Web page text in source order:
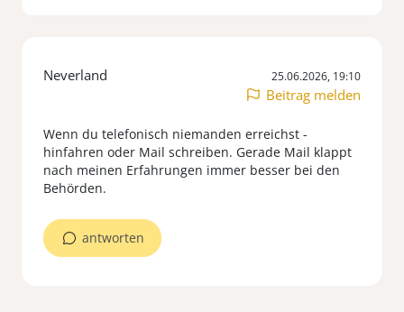
Neverland 25.06.2026, 19:10
Beitrag melden
Wenn du telefonisch niemanden erreichst -
hinfahren oder Mail schreiben. Gerade Mail klappt
nach meinen Erfahrungen immer besser bei den
Behörden.
antworten